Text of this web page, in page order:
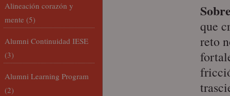
que
reto
Alineación corazón y
mente (5)
Alumni Continuidad IESE
(3)
Alumni Learning Program
(2)